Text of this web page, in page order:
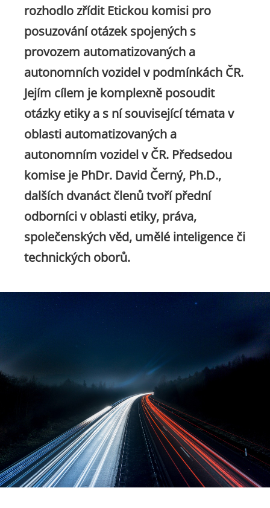
rozhodlo zřídit Etickou komisi pro
posuzování otázek spojených s
provozem automatizovaných a
autonomních vozidel v podmínkách ČR.
Jejím cílem je komplexně posoudit
otázky etiky a s ní související témata v
oblasti automatizovaných a
autonomním vozidel v ČR. Předsedou
komise je PhDr. David Černý, Ph.D.,
dalších dvanáct členů tvoří přední
odborníci v oblasti etiky, práva,
společenských věd, umělé inteligence či
technických oborů.